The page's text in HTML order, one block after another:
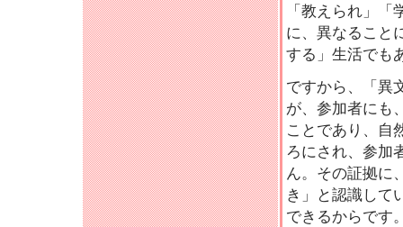
「教えられ」
に、異なること
する」生活でも
ですから、「異
が、参加者にも
ことであり、自
ろにされ、参加
ん。その証拠に
き」と認識して
できるからです